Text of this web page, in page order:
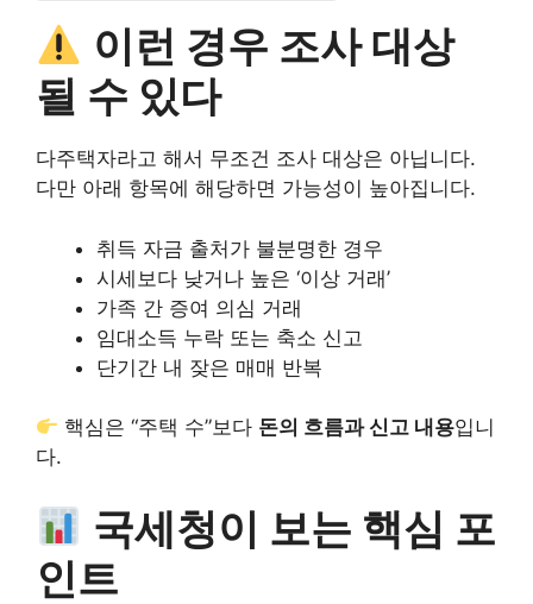
이런 경우 조사 대상
될 수 있다
다주택자라고 해서 무조건 조사 대상은 아닙니다.
다만 아래 항목에 해당하면 가능성이 높아집니다.
취득 자금 출처가 불분명한 경우
시세보다 낮거나 높은 ‘이상 거래’
가족 간 증여 의심 거래
임대소득 누락 또는 축소 신고
단기간 내 잦은 매매 반복
핵심은 “주택 수”보다 돈의 흐름과 신고 내용입니
다.
국세청이 보는 핵심 포
인트